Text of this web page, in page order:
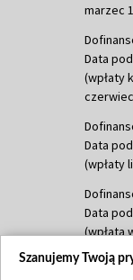
marzec
Data
(wpłaty
Data
(wpłaty
Data
(wpłata
Szanujemy Twoją